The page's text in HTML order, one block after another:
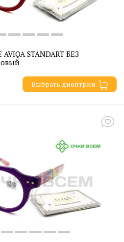
STANDART БЕЗ
Выбрать диоптрии